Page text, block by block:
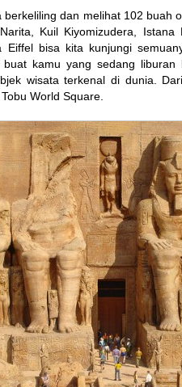
berkeliling dan melihat 102 buah
Kuil Kiyomizudera, Istana
Eiffel bisa kita kunjungi
kamu yang sedang liburan
wisata terkenal di dunia.
World Square.